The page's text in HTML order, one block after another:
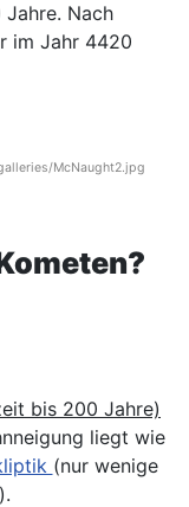
Nach
im Jahr 4420
McNaught2.jpg
bis 200 Jahre)
liegt wie
(nur wenige